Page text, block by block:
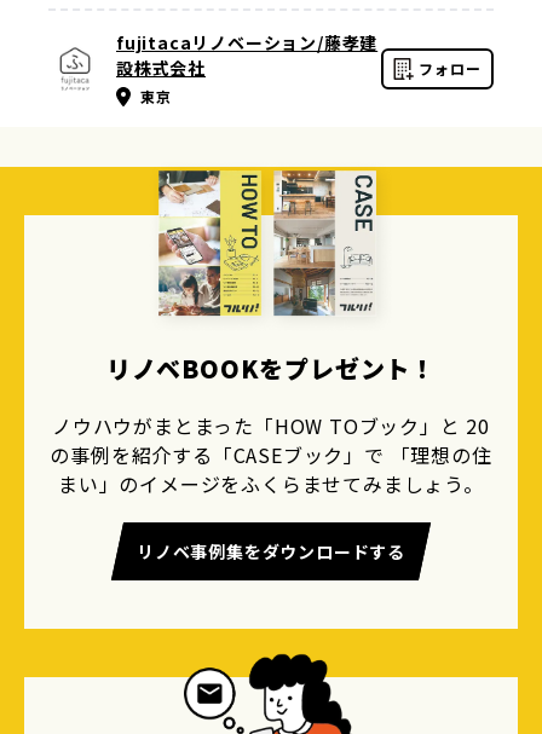
fujitacaリノベーション/藤孝建
設株式会社
東京
フォロー
リノベBOOKをプレゼント！
ノウハウがまとまった「HOW TOブック」と 20
の事例を紹介する「CASEブック」で 「理想の住
まい」のイメージをふくらませてみましょう。
リノベ事例集をダウンロードする